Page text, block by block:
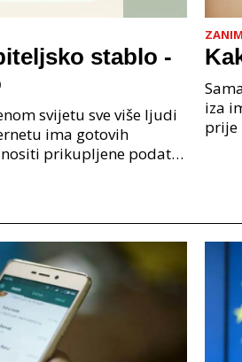
stablo -
svijetu sve više ljudi
ima gotovih
prikupljene podatke
iza
prije